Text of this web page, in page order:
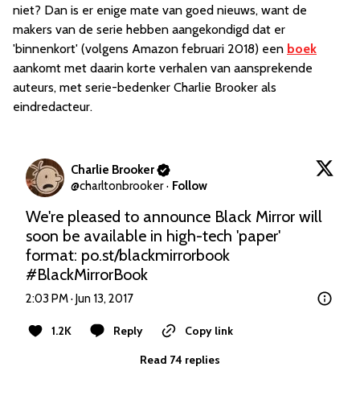
niet? Dan is er enige mate van goed nieuws, want de
makers van de serie hebben aangekondigd dat er
'binnenkort' (volgens Amazon februari 2018) een boek
aankomt met daarin korte verhalen van aansprekende
auteurs, met serie-bedenker Charlie Brooker als
eindredacteur.
Charlie Brooker
@charltonbrooker · Follow
We're pleased to announce Black Mirror will
soon be available in high-tech 'paper'
format: po.st/blackmirrorbook
#BlackMirrorBook
2:03 PM · Jun 13, 2017
1.2K Reply
Copy link
Read 74 replies